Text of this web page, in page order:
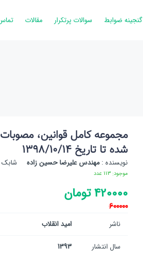
گنجینه ضوابط سوالات‌ پرتکرار مقالات
مجموعه کامل قوانین، مصوبات
شده تا تاریخ 1398/10/14
نویسنده : مهندس علیرضا حسین زاده
موجود: 113 عدد
420000 تومان
600000
ناشر امید انقلاب
سال انتشار 1393